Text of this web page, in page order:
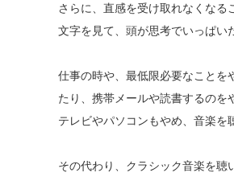
さらに、直感を受け取れなくなる
文字を見て、頭が思考でいっぱい
仕事の時や、最低限必要なことを
たり、携帯メールや読書するのを
テレビやパソコンもやめ、音楽を
その代わり、クラシック音楽を聴